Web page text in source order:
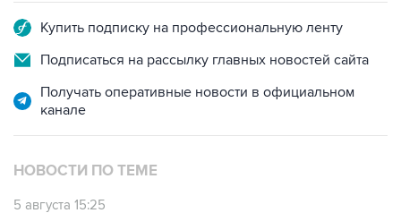
Купить подписку на профессиональную ленту
Подписаться на рассылку главных новостей сайта
Получать оперативные новости в официальном
канале
НОВОСТИ ПО ТЕМЕ
5 августа 15:25